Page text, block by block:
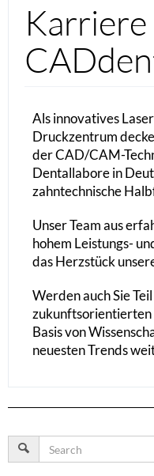
Karriere
Als innovatives
Druckzentrum
der CAD/CAM-
Dentallabore in
zahntechnische
Unser Team aus
hohem Leistungs-
das Herzstück
Werden auch Sie
zukunftsorientierten
Basis von
neuesten Trends